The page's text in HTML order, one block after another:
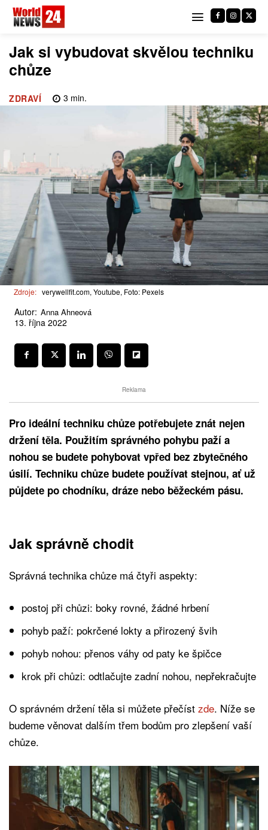
Jak si vybudovat skvělou techniku
chůze
ZDRAVÍ 3 min.
Zdroje: verywellfit.com, Youtube, Foto: Pexels
Autor: Anna Ahneová
13. října 2022
Reklama
Pro ideální techniku chůze potřebujete znát nejen
držení těla. Použitím správného pohybu paží a
nohou se budete pohybovat vpřed bez zbytečného
úsilí. Techniku ​​chůze budete používat stejnou, ať už
půjdete po chodníku, dráze nebo běžeckém pásu.
Jak správně chodit
Správná technika chůze má čtyři aspekty:
postoj při chůzi: boky rovné, žádné hrbení
pohyb paží: pokrčené lokty a přirozený švih
pohyb nohou: přenos váhy od paty ke špičce
krok při chůzi: odtlačujte zadní nohou, nepřekračujte
O správném držení těla si můžete přečíst zde. Níže se
budeme věnovat dalším třem bodům pro zlepšení vaší
chůze.